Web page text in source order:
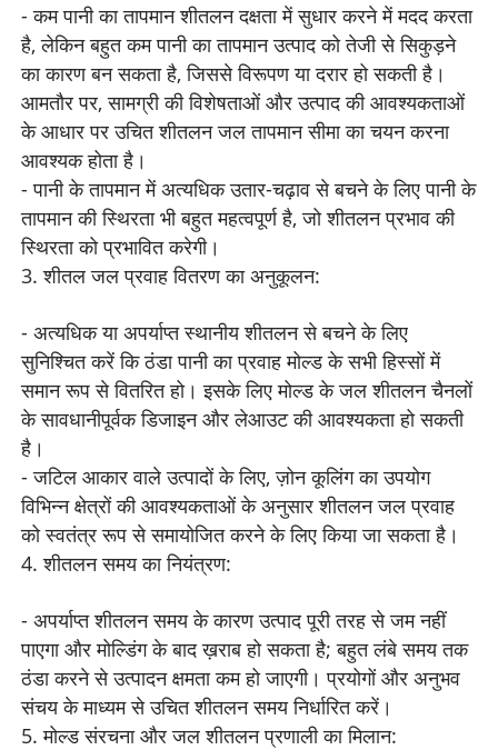
- कम पानी का तापमान शीतलन दक्षता में सुधार करने में मदद करता
है, लेकिन बहुत कम पानी का तापमान उत्पाद को तेजी से सिकुड़ने
का कारण बन सकता है, जिससे विरूपण या दरार हो सकती है।
आमतौर पर, सामग्री की विशेषताओं और उत्पाद की आवश्यकताओं
के आधार पर उचित शीतलन जल तापमान सीमा का चयन करना
आवश्यक होता है।
- पानी के तापमान में अत्यधिक उतार-चढ़ाव से बचने के लिए पानी के
तापमान की स्थिरता भी बहुत महत्वपूर्ण है, जो शीतलन प्रभाव की
स्थिरता को प्रभावित करेगी।
3. शीतल जल प्रवाह वितरण का अनुकूलन:
- अत्यधिक या अपर्याप्त स्थानीय शीतलन से बचने के लिए
सुनिश्चित करें कि ठंडा पानी का प्रवाह मोल्ड के सभी हिस्सों में
समान रूप से वितरित हो। इसके लिए मोल्ड के जल शीतलन चैनलों
के सावधानीपूर्वक डिजाइन और लेआउट की आवश्यकता हो सकती
है।
- जटिल आकार वाले उत्पादों के लिए, ज़ोन कूलिंग का उपयोग
विभिन्न क्षेत्रों की आवश्यकताओं के अनुसार शीतलन जल प्रवाह
को स्वतंत्र रूप से समायोजित करने के लिए किया जा सकता है।
4. शीतलन समय का नियंत्रण:
- अपर्याप्त शीतलन समय के कारण उत्पाद पूरी तरह से जम नहीं
पाएगा और मोल्डिंग के बाद ख़राब हो सकता है; बहुत लंबे समय तक
ठंडा करने से उत्पादन क्षमता कम हो जाएगी। प्रयोगों और अनुभव
संचय के माध्यम से उचित शीतलन समय निर्धारित करें।
5. मोल्ड संरचना और जल शीतलन प्रणाली का मिलान: